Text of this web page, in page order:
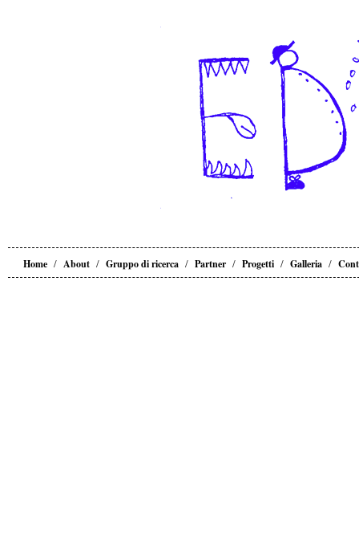
Home / About / Gruppo di ricerca / Partner / Progetti / Galleria /